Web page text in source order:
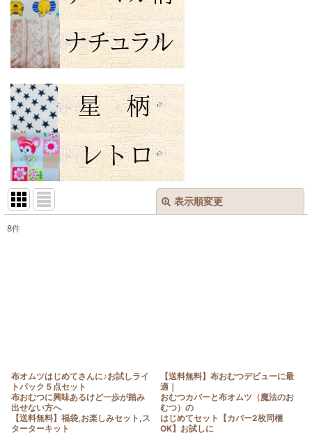
表示順変更
8件
布オムツはじめてさんに♪お試しライ
トパック５点セット
布おむつに興味あるけど一歩が踏み
出せない方へ
【送料無料】福袋,お楽しみセット,ス
ターターキット
【送料無料】布おむつデビューに最
適｜
おむつカバーと布オムツ（魔法のお
むつ）の
はじめてセット【カバー2枚同梱
OK】お試しに